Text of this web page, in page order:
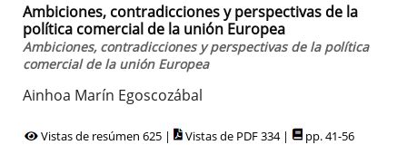
Ambiciones, contradicciones y perspectivas de la
política comercial de la unión Europea
Ambiciones, contradicciones y perspectivas de la política
comercial de la unión Europea
Ainhoa Marín Egoscozábal
Vistas de resúmen 625 | Vistas de PDF 334 | pp. 41-56